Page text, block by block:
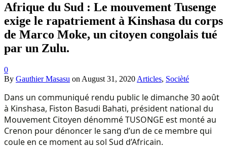
Afrique du Sud : Le mouvement Tusenge
exige le rapatriement à Kinshasa du corps
de Marco Moke, un citoyen congolais tué
par un Zulu.
0
By Gauthier Masasu on August 31, 2020 Articles, Socièté
Dans un communiqué rendu public le dimanche 30 août
à Kinshasa, Fiston Basudi Bahati, président national du
Mouvement Citoyen dénommé TUSONGE est monté au
Crenon pour dénoncer le sang d’un de ce membre qui
coule en ce moment au sol Sud d’Africain.